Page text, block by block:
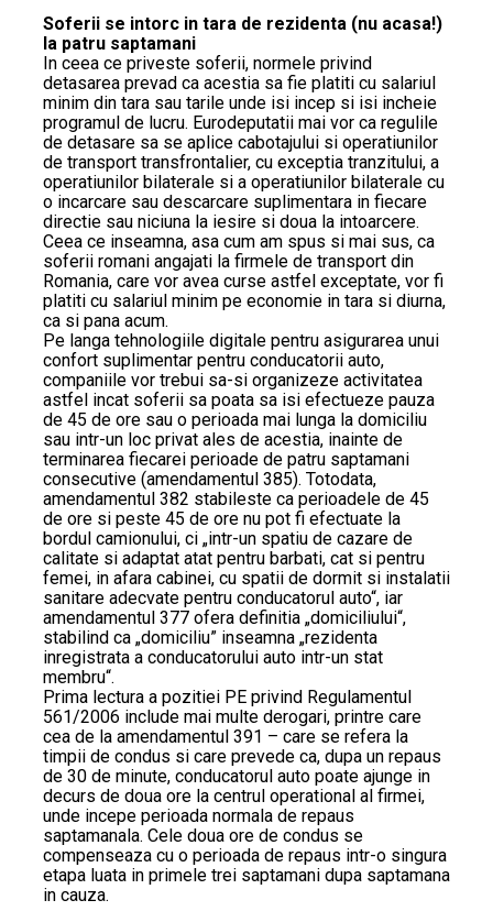
Soferii se intorc in tara de rezidenta (nu acasa!)
la patru saptamani
In ceea ce priveste soferii, normele privind
detasarea prevad ca acestia sa fie platiti cu salariul
minim din tara sau tarile unde isi incep si isi incheie
programul de lucru. Eurodeputatii mai vor ca regulile
de detasare sa se aplice cabotajului si operatiunilor
de transport transfrontalier, cu exceptia tranzitului, a
operatiunilor bilaterale si a operatiunilor bilaterale cu
o incarcare sau descarcare suplimentara in fiecare
directie sau niciuna la iesire si doua la intoarcere.
Ceea ce inseamna, asa cum am spus si mai sus, ca
soferii romani angajati la firmele de transport din
Romania, care vor avea curse astfel exceptate, vor fi
platiti cu salariul minim pe economie in tara si diurna,
ca si pana acum.
Pe langa tehnologiile digitale pentru asigurarea unui
confort suplimentar pentru conducatorii auto,
companiile vor trebui sa-si organizeze activitatea
astfel incat soferii sa poata sa isi efectueze pauza
de 45 de ore sau o perioada mai lunga la domiciliu
sau intr-un loc privat ales de acestia, inainte de
terminarea fiecarei perioade de patru saptamani
consecutive (amendamentul 385). Totodata,
amendamentul 382 stabileste ca perioadele de 45
de ore si peste 45 de ore nu pot fi efectuate la
bordul camionului, ci „intr-un spatiu de cazare de
calitate si adaptat atat pentru barbati, cat si pentru
femei, in afara cabinei, cu spatii de dormit si instalatii
sanitare adecvate pentru conducatorul auto“, iar
amendamentul 377 ofera definitia „domiciliului“,
stabilind ca „domiciliu” inseamna „rezidenta
inregistrata a conducatorului auto intr-un stat
membru“.
Prima lectura a pozitiei PE privind Regulamentul
561/2006 include mai multe derogari, printre care
cea de la amendamentul 391 – care se refera la
timpii de condus si care prevede ca, dupa un repaus
de 30 de minute, conducatorul auto poate ajunge in
decurs de doua ore la centrul operational al firmei,
unde incepe perioada normala de repaus
saptamanala. Cele doua ore de condus se
compenseaza cu o perioada de repaus intr-o singura
etapa luata in primele trei saptamani dupa saptamana
in cauza.